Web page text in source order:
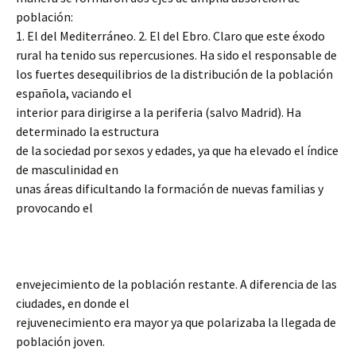
población:
1. El del Mediterráneo. 2. El del Ebro. Claro que este éxodo
rural ha tenido sus repercusiones. Ha sido el responsable de
los fuertes desequilibrios de la distribución de la población
española, vaciando el
interior para dirigirse a la periferia (salvo Madrid). Ha
determinado la estructura
de la sociedad por sexos y edades, ya que ha elevado el índice
de masculinidad en
unas áreas dificultando la formación de nuevas familias y
provocando el
envejecimiento de la población restante. A diferencia de las
ciudades, en donde el
rejuvenecimiento era mayor ya que polarizaba la llegada de
población joven.